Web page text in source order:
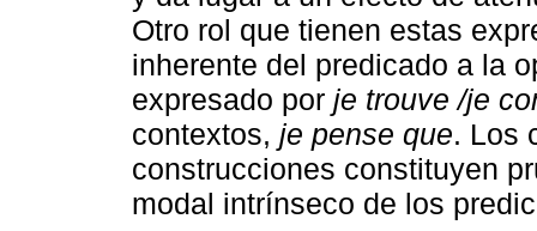
Otro rol que tienen estas
inherente del predicado a la
expresado por je trouve /je
contextos, je pense que. Los
construcciones constituyen
modal intrínseco de los